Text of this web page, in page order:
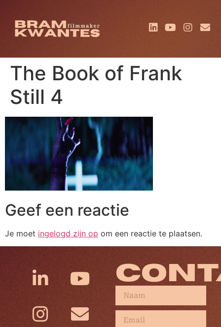
The Book of Frank
Still 4
Geef een reactie
Je moet ingelogd zijn op om een reactie te plaatsen.